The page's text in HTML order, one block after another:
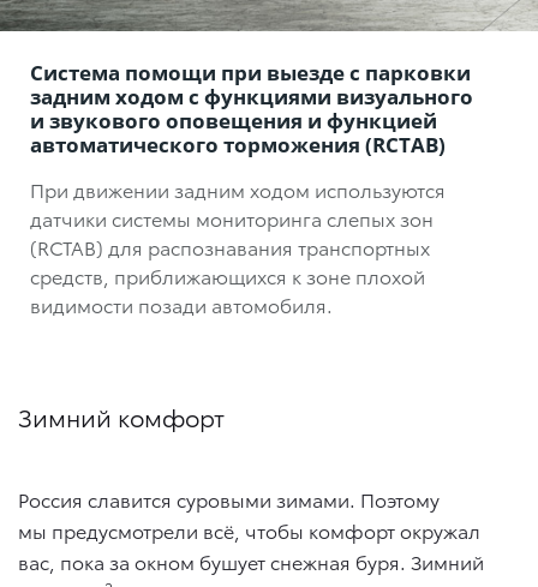
Система помощи при выезде с парковки
задним ходом с функциями визуального
и звукового оповещения и функцией
автоматического торможения (RCTAB)
При движении задним ходом используются
датчики системы мониторинга слепых зон
(RCTAB) для распознавания транспортных
средств, приближающихся к зоне плохой
видимости позади автомобиля.
Зимний комфорт
Россия славится суровыми зимами. Поэтому
мы предусмотрели всё, чтобы комфорт окружал
вас, пока за окном бушует снежная буря. Зимний